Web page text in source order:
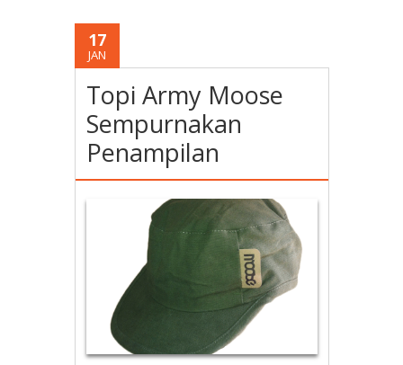
17
JAN
Topi Army Moose
Sempurnakan
Penampilan